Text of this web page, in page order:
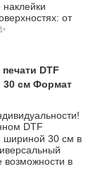
от
DTF
30 см Формат
DTF
шириной 30 см в
возможности в